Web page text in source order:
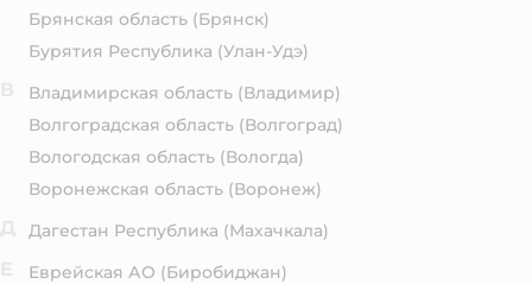
Брянская область (Брянск)
Бурятия Республика (Улан-Удэ)
Владимирская область (Владимир)
Волгоградская область (Волгоград)
Вологодская область (Вологда)
Воронежская область (Воронеж)
Дагестан Республика (Махачкала)
Еврейская АО (Биробиджан)